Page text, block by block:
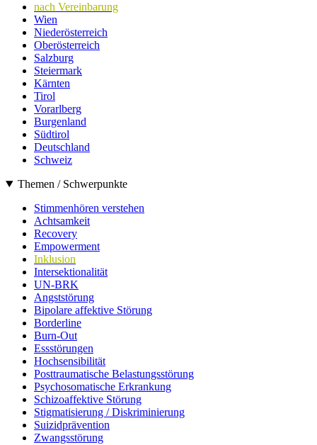
nach Vereinbarung
Wien
Niederösterreich
Oberösterreich
Salzburg
Steiermark
Kärnten
Tirol
Vorarlberg
Burgenland
Südtirol
Deutschland
Schweiz
Themen / Schwerpunkte
Stimmenhören verstehen
Achtsamkeit
Recovery
Empowerment
Inklusion
Intersektionalität
UN-BRK
Angststörung
Bipolare affektive Störung
Borderline
Burn-Out
Essstörungen
Hochsensibilität
Posttraumatische Belastungsstörung
Psychosomatische Erkrankung
Schizoaffektive Störung
Stigmatisierung / Diskriminierung
Suizidprävention
Zwangsstörung